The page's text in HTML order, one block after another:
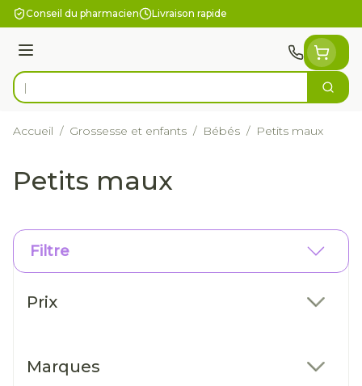
Aller au contenu
Conseil du pharmacien Livraison rapide
Menu
Rechercher
Accueil / Grossesse et enfants / Bébés / Petits maux
Petits maux
Filtre
Prix
Marques